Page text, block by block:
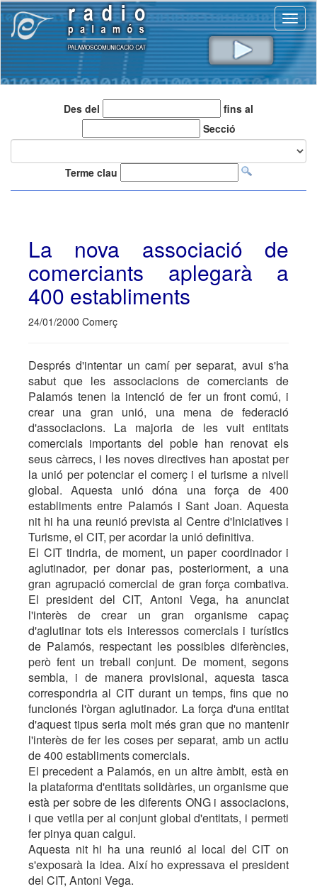
Des del
fins al
Secció
Terme clau
La nova associació de
comerciants aplegarà a
400 establiments
24/01/2000 Comerç
Després d'intentar un camí per separat, avui s'ha
sabut que les associacions de comerciants de
Palamós tenen la intenció de fer un front comú, i
crear una gran unió, una mena de federació
d'associacions. La majoria de les vuit entitats
comercials importants del poble han renovat els
seus càrrecs, i les noves directives han apostat per
la unió per potenciar el comerç i el turisme a nivell
global. Aquesta unió dóna una força de 400
establiments entre Palamós i Sant Joan. Aquesta
nit hi ha una reunió prevista al Centre d'Iniciatives i
Turisme, el CIT, per acordar la unió definitiva.
El CIT tindria, de moment, un paper coordinador i
aglutinador, per donar pas, posteriorment, a una
gran agrupació comercial de gran força combativa.
El president del CIT, Antoni Vega, ha anunciat
l'interès de crear un gran organisme capaç
d'aglutinar tots els interessos comercials i turístics
de Palamós, respectant les possibles diferències,
però fent un treball conjunt. De moment, segons
sembla, i de manera provisional, aquesta tasca
correspondria al CIT durant un temps, fins que no
funcionés l'òrgan aglutinador. La força d'una entitat
d'aquest tipus seria molt més gran que no mantenir
l'interès de fer les coses per separat, amb un actiu
de 400 establiments comercials.
El precedent a Palamós, en un altre àmbit, està en
la plataforma d'entitats solidàries, un organisme que
està per sobre de les diferents ONG i associacions,
i que vetlla per al conjunt global d'entitats, i permeti
fer pinya quan calgui.
Aquesta nit hi ha una reunió al local del CIT on
s'exposarà la idea. Així ho expressava el president
del CIT, Antoni Vega.